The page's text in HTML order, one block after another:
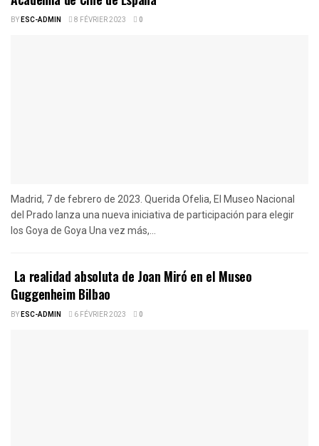
BYESC-ADMIN 8 FÉVRIER 2023 0
Madrid, 7 de febrero de 2023. Querida Ofelia, El Museo Nacional
del Prado lanza una nueva iniciativa de participación para elegir
los Goya de Goya Una vez más,...
La realidad absoluta de Joan Miró en el Museo
Guggenheim Bilbao
BYESC-ADMIN 6 FÉVRIER 2023 0